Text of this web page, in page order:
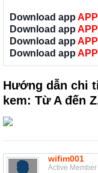
Download app
Download app
Download app
Download app
Hướng dẫn chi
kem: Từ A đến
wifim001
Active Member